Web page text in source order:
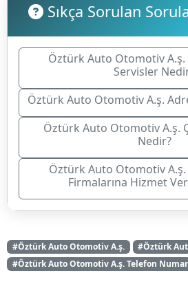
Sıkça Sorulan
Öztürk Auto Otomotiv A.ş.
Servisler
Öztürk Auto Otomotiv A.ş.
Öztürk Auto Otomotiv A.ş.
Nedir?
Öztürk Auto Otomotiv
Firmalarına Hizmet
#Öztürk Auto Otomotiv A.ş.
#Öztürk
#Öztürk Auto Otomotiv A.ş. Telefon